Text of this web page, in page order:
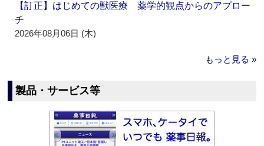
【訂正】はじめての獣医療 薬学的観点からのアプロー
チ
2026年08月06日 (木)
もっと見る »
製品・サービス等